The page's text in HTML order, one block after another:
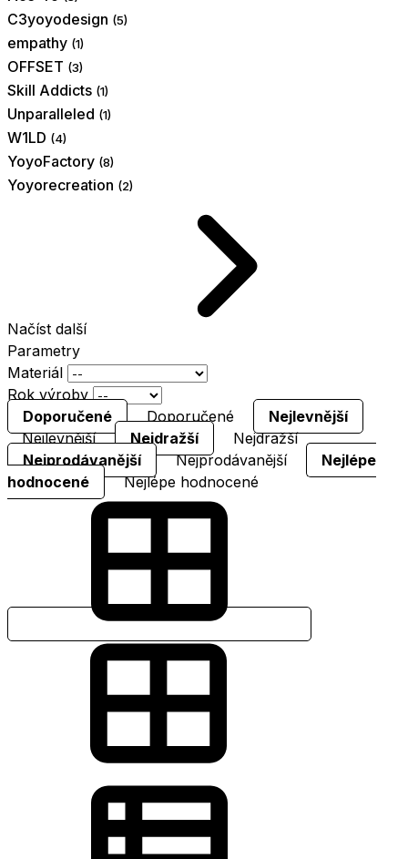
C3yoyodesign (5)
empathy (1)
OFFSET (3)
Skill Addicts (1)
Unparalleled (1)
W1LD (4)
YoyoFactory (8)
Yoyorecreation (2)
Načíst další
Parametry
Materiál
Rok výroby
Doporučené
Doporučené
Nejlevnější
Nejlevnější
Nejdražší
Nejdražší
Nejprodávanější
Nejprodávanější
Nejlépe
hodnocené
Nejlépe hodnocené